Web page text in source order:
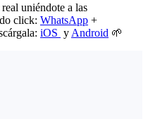
uniéndote a las
click: WhatsApp +
iOS y Android 🌱